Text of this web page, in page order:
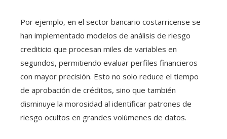
Por ejemplo, en el sector bancario costarricense se
han implementado modelos de análisis de riesgo
crediticio que procesan miles de variables en
segundos, permitiendo evaluar perfiles financieros
con mayor precisión. Esto no solo reduce el tiempo
de aprobación de créditos, sino que también
disminuye la morosidad al identificar patrones de
riesgo ocultos en grandes volúmenes de datos.